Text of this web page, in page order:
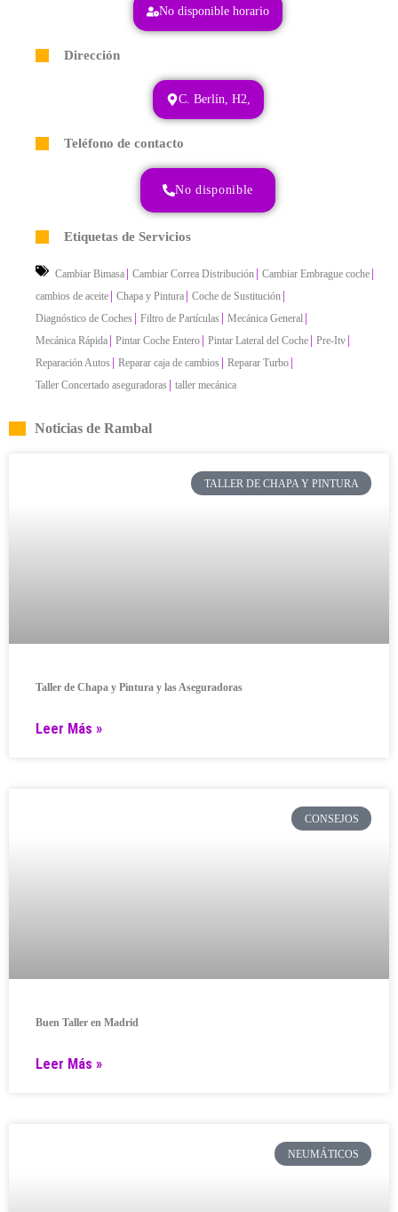
No disponible horario
Dirección
C. Berlín, H2,
Teléfono de contacto
No disponible
Etiquetas de Servicios
Cambiar Bimasa Cambiar Correa Distribución Cambiar Embrague coche
cambios de aceite Chapa y Pintura Coche de Sustitución
Diagnóstico de Coches Filtro de Partículas Mecánica General
Mecánica Rápida Pintar Coche Entero Pintar Lateral del Coche Pre-Itv
Reparación Autos Reparar caja de cambios Reparar Turbo
Taller Concertado aseguradoras taller mecánica
Noticias de Rambal
TALLER DE CHAPA Y PINTURA
Taller de Chapa y Pintura y las Aseguradoras
Leer Más »
CONSEJOS
Buen Taller en Madrid
Leer Más »
NEUMÁTICOS